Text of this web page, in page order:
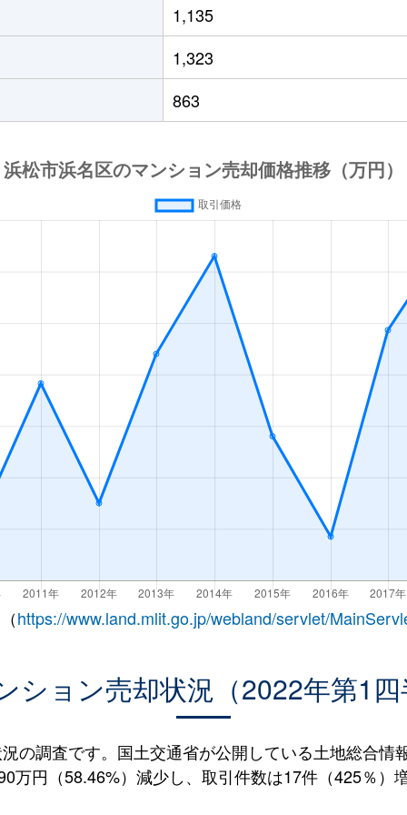
1,135
1,323
863
https://www.land.mlit.go.jp/webland/servlet/
ション売却状況（2022年第1
の調査です。国土交通省が公開している土地総合情
万円（58.46%）減少し、取引件数は17件（425％）